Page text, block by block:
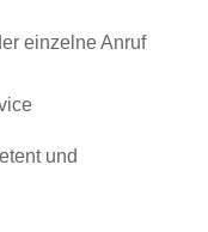
einzelne Anruf
und